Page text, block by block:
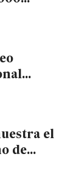
el
de